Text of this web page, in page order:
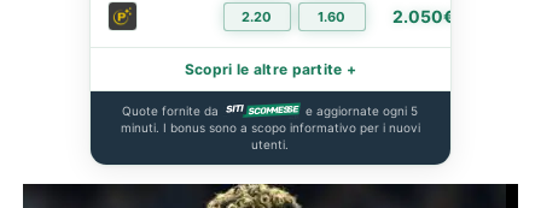
2.20 1.60 2.050€
Scopri le altre partite +
Quote fornite da
e aggiornate ogni 5
minuti. I bonus sono a scopo informativo per i nuovi
utenti.